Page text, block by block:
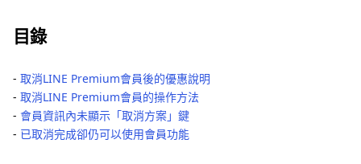
目錄
‐ 取消LINE Premium會員後的優惠說明
‐ 取消LINE Premium會員的操作方法
‐ 會員資訊內未顯示「取消方案」鍵
‐ 已取消完成卻仍可以使用會員功能